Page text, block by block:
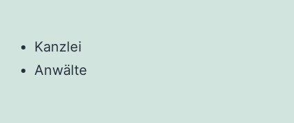
Kanzlei
Anwälte